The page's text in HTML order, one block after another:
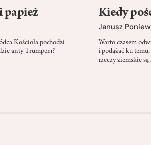
papież
Kościoła pochodzi
anty-Trumpem?
Kiedy
Janusz
Warto czasem
i podążać ku
rzeczy ziemskie są